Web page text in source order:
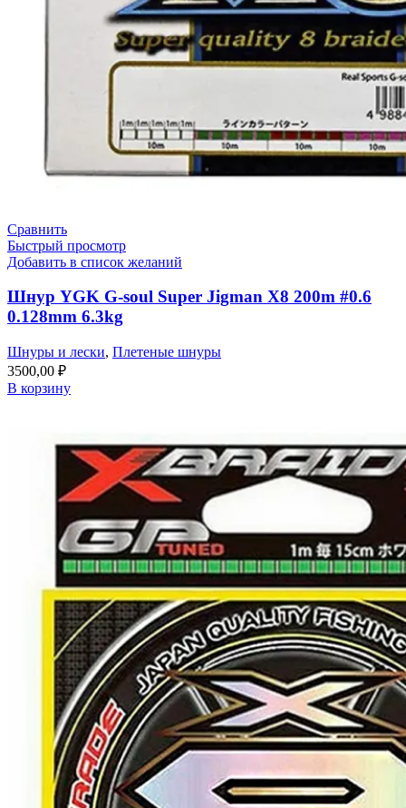
Сравнить
Быстрый просмотр
Добавить в список желаний
Шнур YGK G-soul Super Jigman X8 200m #0.6
0.128mm 6.3kg
Шнуры и лески, Плетеные шнуры
3500,00 ₽
В корзину